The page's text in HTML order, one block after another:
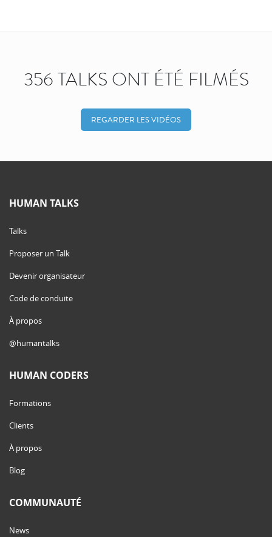
356 TALKS ONT ÉTÉ FILMÉS
REGARDER LES VIDÉOS
HUMAN TALKS
Talks
Proposer un Talk
Devenir organisateur
Code de conduite
À propos
@humantalks
HUMAN CODERS
Formations
Clients
À propos
Blog
COMMUNAUTÉ
News